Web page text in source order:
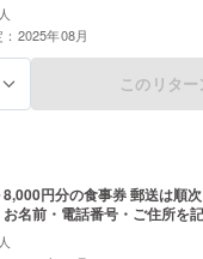
2025年08月
このリタ
郵送は順次お送りいたします。 お店が
続く限り有効 お名前・電話番号・ご住